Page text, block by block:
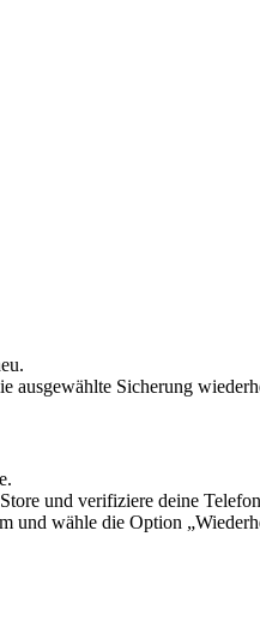
ausgewählte Sicherung
und verifiziere deine
und wähle die Option